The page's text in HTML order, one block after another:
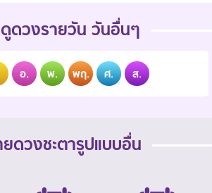
ดูดวงรายวัน วันอื่นๆ
อ. พ. พฤ. ศ. ส.
ยดวงชะตารูปแบบอื่น